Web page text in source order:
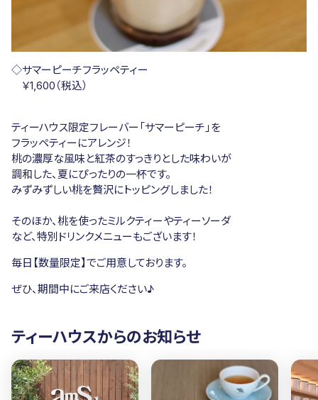
◇サマーピーチフラッペティー
￥1,600（税込）
ティーハウス限定フレーバー「サマーピーチ」を
フラッペティーにアレンジ！
桃の濃厚な風味と紅茶のすっきりとした味わいが
調和した、夏にぴったりの一杯です。
みずみずしい桃を贅沢にトッピングしました！
そのほか、桃を使ったミルクティーやティーソーダ
など、特別ドリンクメニューもございます！
毎日【数量限定】でご用意しております。
ぜひ、期間中にご来店ください♪
ティーハウスからのお知らせ